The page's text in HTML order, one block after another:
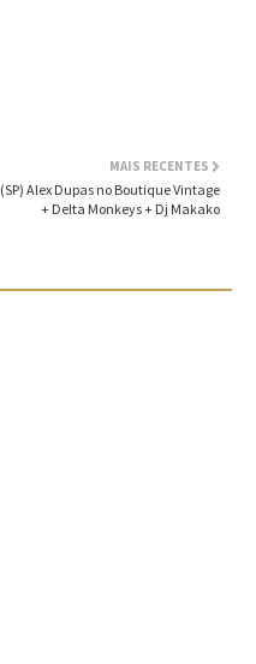
MAIS RECENTES
(SP) Alex Dupas no Boutique Vintage
+ Delta Monkeys + Dj Makako